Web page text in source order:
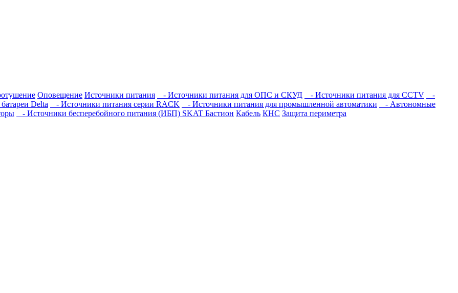
Оповещение Источники питания - Источники питания для ОПС и СКУД - Источники питания для CCTV
-
Delta - Источники питания серии RACK - Источники питания для промышленной автоматики
- Автономные
- Источники бесперебойного питания (ИБП) SKAT Бастион Кабель КНС Защита периметра